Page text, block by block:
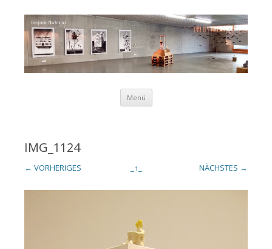
Nachtigall
Menü Zum Inhalt springen
IMG_1124
← VORHERIGES NÄCHSTES →
_↑_